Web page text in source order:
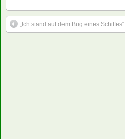
„Ich stand auf dem Bug eines Schiffes“